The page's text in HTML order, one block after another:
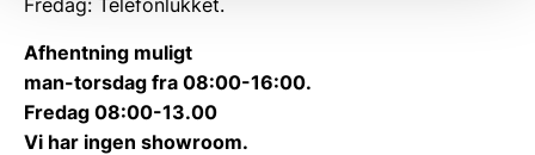
Afhentning muligt
man-torsdag fra 08:00-16:00.
Fredag 08:00-13.00
Vi har ingen showroom.